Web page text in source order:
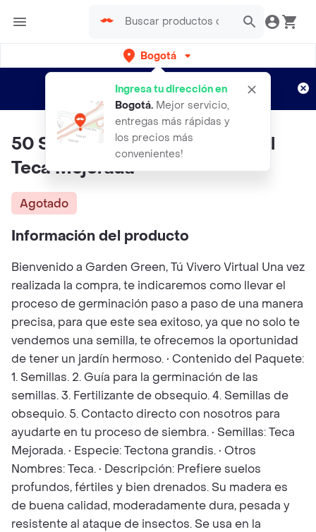
Bogotá
Ingresa tu dirección en
Bogotá. Mejor servicio,
entregas más rápidas y
los precios más
convenientes!
envíos gratis por semanas
Aplican TyC
50 Semillas Orgánicas De Árbol
Teca Mejorada
Agotado
Información del producto
Bienvenido a Garden Green, Tú Vivero Virtual Una vez
realizada la compra, te indicaremos como llevar el
proceso de germinación paso a paso de una manera
precisa, para que este sea exitoso, ya que no solo te
vendemos una semilla, te ofrecemos la oportunidad
de tener un jardín hermoso. • Contenido del Paquete:
1. Semillas. 2. Guía para la germinación de las
semillas. 3. Fertilizante de obsequio. 4. Semillas de
obsequio. 5. Contacto directo con nosotros para
ayudarte en tu proceso de siembra. • Semillas: Teca
Mejorada. • Especie: Tectona grandis. • Otros
Nombres: Teca. • Descripción: Prefiere suelos
profundos, fértiles y bien drenados. Su madera es
de buena calidad, moderadamente dura, pesada y
resistente al ataque de insectos. Se usa en la